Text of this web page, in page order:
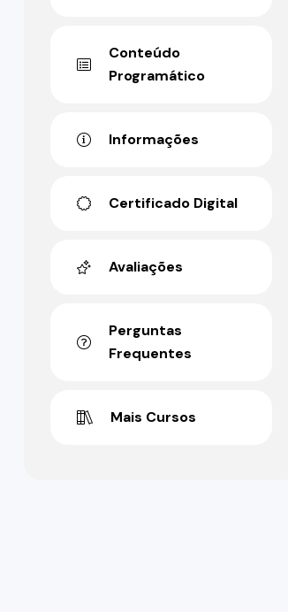
Conteúdo
Programático
Informações
Certificado Digital
Avaliações
Perguntas
Frequentes
Mais Cursos